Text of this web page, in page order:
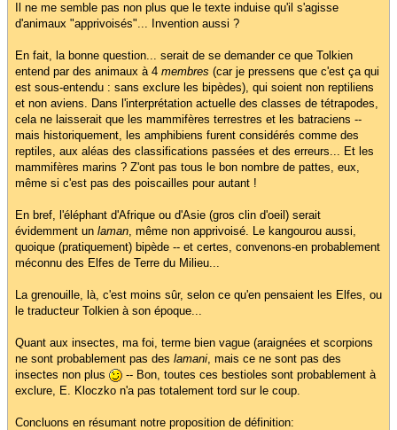
Il ne me semble pas non plus que le texte induise qu'il s'agisse
d'animaux "apprivoisés"... Invention aussi ?
En fait, la bonne question... serait de se demander ce que Tolkien
entend par des animaux à 4 membres (car je pressens que c'est ça qui
est sous-entendu : sans exclure les bipèdes), qui soient non reptiliens
et non aviens. Dans l'interprétation actuelle des classes de tétrapodes,
cela ne laisserait que les mammifères terrestres et les batraciens --
mais historiquement, les amphibiens furent considérés comme des
reptiles, aux aléas des classifications passées et des erreurs... Et les
mammifères marins ? Z'ont pas tous le bon nombre de pattes, eux,
même si c'est pas des poiscailles pour autant !
En bref, l'éléphant d'Afrique ou d'Asie (gros clin d'oeil) serait
évidemment un laman , même non apprivoisé. Le kangourou aussi,
quoique (pratiquement) bipède -- et certes, convenons-en probablement
méconnu des Elfes de Terre du Milieu...
La grenouille, là, c'est moins sûr, selon ce qu'en pensaient les Elfes, ou
le traducteur Tolkien à son époque...
Quant aux insectes, ma foi, terme bien vague (araignées et scorpions
ne sont probablement pas des lamani , mais ce ne sont pas des
insectes non plus
-- Bon, toutes ces bestioles sont probablement à
exclure, E. Kloczko n'a pas totalement tord sur le coup.
Concluons en résumant notre proposition de définition: